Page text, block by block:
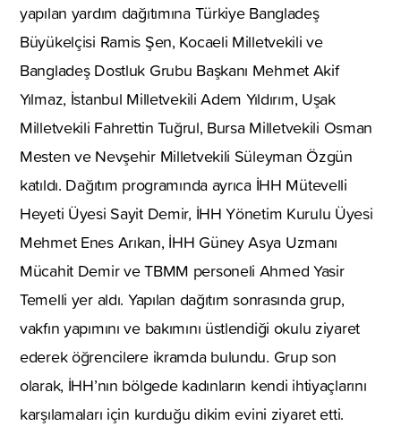
yapılan yardım dağıtımına Türkiye Bangladeş
Büyükelçisi Ramis Şen, Kocaeli Milletvekili ve
Bangladeş Dostluk Grubu Başkanı Mehmet Akif
Yılmaz, İstanbul Milletvekili Adem Yıldırım, Uşak
Milletvekili Fahrettin Tuğrul, Bursa Milletvekili Osman
Mesten ve Nevşehir Milletvekili Süleyman Özgün
katıldı. Dağıtım programında ayrıca İHH Mütevelli
Heyeti Üyesi Sayit Demir, İHH Yönetim Kurulu Üyesi
Mehmet Enes Arıkan, İHH Güney Asya Uzmanı
Mücahit Demir ve TBMM personeli Ahmed Yasir
Temelli yer aldı. Yapılan dağıtım sonrasında grup,
vakfın yapımını ve bakımını üstlendiği okulu ziyaret
ederek öğrencilere ikramda bulundu. Grup son
olarak, İHH’nın bölgede kadınların kendi ihtiyaçlarını
karşılamaları için kurduğu dikim evini ziyaret etti.